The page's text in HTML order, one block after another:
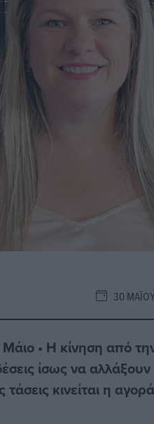
30
Μάιο • Η κίνηση από
ίσως να
κινείται η